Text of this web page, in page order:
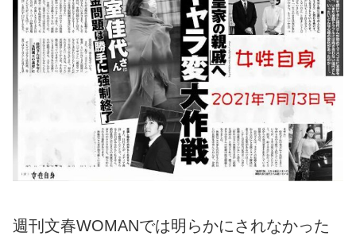
週刊文春WOMANでは明らかにされなかった